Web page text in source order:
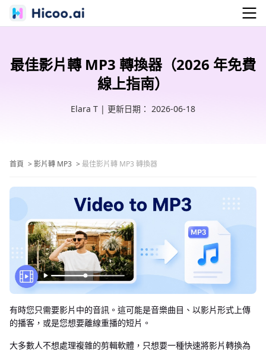
最佳影片轉 MP3 轉換器（2026 年免費
線上指南）
Elara T | 更新日期： 2026-06-18
首頁 > 影片轉 MP3 > 最佳影片轉 MP3 轉換器
有時您只需要影片中的音訊。這可能是音樂曲目、以影片形式上傳
的播客，或是您想要離線重播的短片。
大多數人不想處理複雜的剪輯軟體，只想要一種快速將影片轉換為